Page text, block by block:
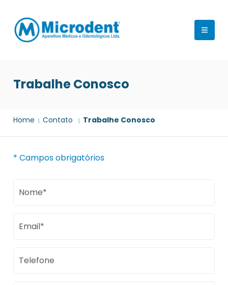
Trabalhe Conosco
Home Contato Trabalhe Conosco
* Campos obrigatórios
Nome*
Email*
Telefone